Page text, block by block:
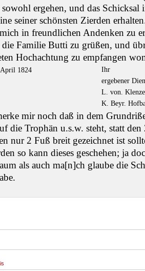
ergehen, und das Schicksal
seiner schönsten Zierden
in freundlichen Andenken zu
die Familie Butti zu grüßen, und
Hochachtung zu empfangen
April 1824
Ihr
ergebener
L. von. Klenze
K. Beyr.
mir noch daß in dem
die Trophän u.s.w. steht, statt
nur 2 Fuß breit gezeichnet ist
so kann dieses geschehen; ja
als auch ma[n]ch glaube die